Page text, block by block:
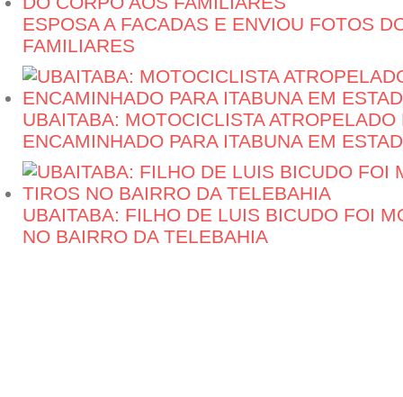
ESPOSA A FACADAS E ENVIOU FOTOS
FAMILIARES
UBAITABA: MOTOCICLISTA
ENCAMINHADO PARA ITABUNA EM
UBAITABA: FILHO DE LUIS BICUDO FOI
NO BAIRRO DA TELEBAHIA